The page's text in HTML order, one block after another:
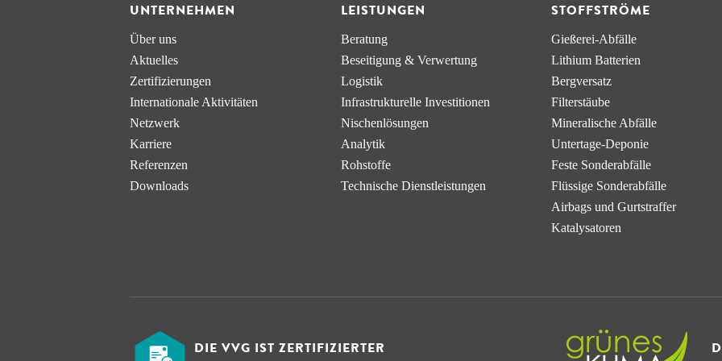
UNTERNEHMEN
Über uns
Aktuelles
Zertifizierungen
Internationale Aktivitäten
Netzwerk
Karriere
Referenzen
Downloads
LEISTUNGEN
Beratung
Beseitigung & Verwertung
Logistik
Infra­strukturelle Investitionen
Nischen­lösungen
Analytik
Rohstoffe
Technische Dienstleistungen
STOFFSTRÖME
Gießerei-Abfälle
Lithium Batterien
Bergversatz
Filterstäube
Mineralische Abfälle
Untertage-Deponie
Feste Sonderabfälle
Flüssige Sonderabfälle
Airbags und Gurtstraffer
Katalysatoren
DIE VVG IST ZERTIFIZIERTER